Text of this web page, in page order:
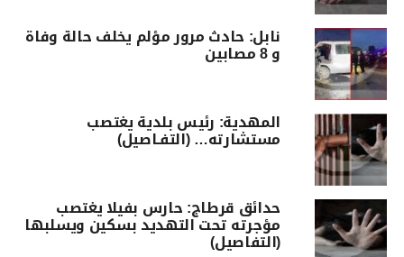
نابل: حادث مرور مؤلم يخلف حالة وفاة
و 8 مصابين
المهدية: رئيس بلدية يغتصب
مستشارته… (التفـاصيل)
حدائق قرطاج: حارس بفيلا يغتصب
مؤجرته تحت التهديد بسكين ويسلبها
(التفاصيل)